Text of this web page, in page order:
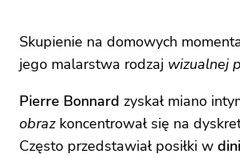
Skupienie na domowych
jego malarstwa rodzaj wizualnej
Pierre Bonnard zyskał miano
obrazkoncentrował się na
Często przedstawiał posiłki w